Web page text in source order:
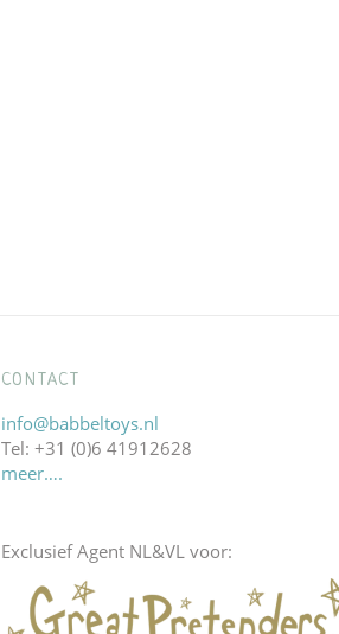
CONTACT
info@babbeltoys.nl
Tel: +31 (0)6 41912628
meer….
Exclusief Agent NL&VL voor: